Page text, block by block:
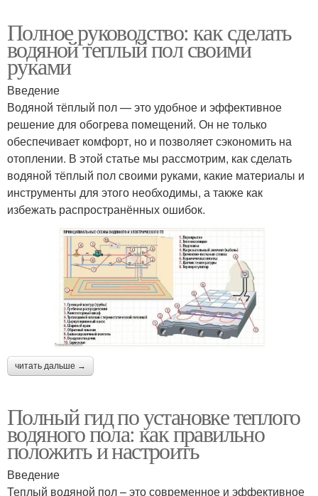
Полное руководство: как сделать
водяной теплый пол своими
руками
Введение
Водяной тёплый пол — это удобное и эффективное
решение для обогрева помещений. Он не только
обеспечивает комфорт, но и позволяет сэкономить на
отоплении. В этой статье мы рассмотрим, как сделать
водяной тёплый пол своими руками, какие материалы и
инструменты для этого необходимы, а также как
избежать распространённых ошибок.
читать дальше →
Полный гид по установке теплого
водяного пола: как правильно
положить и настроить
Введение
Теплый водяной пол – это современное и эффективное